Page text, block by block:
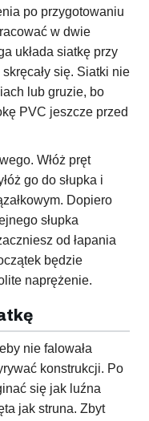
po przygotowaniu
w dwie
układa siatkę przy
się. Siatki nie
lub gruzie, bo
PVC jeszcze przed
Włóż pręt
go do słupka i
Dopiero
słupka
od łapania
będzie
naprężenie.
nie falowała
konstrukcji. Po
się jak luźna
jak struna. Zbyt